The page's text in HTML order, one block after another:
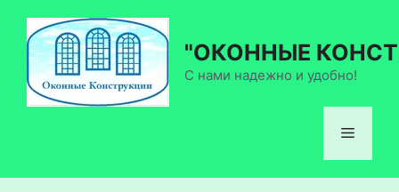
содержимому
"ОКОННЫЕ
С нами надежно и удобно!
Меню